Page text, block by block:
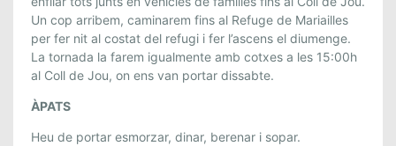
G
Ó
.
2
7
I
2
Un cop arribem, caminarem fins al Refuge de Mariailles
per fer nit al costat del refugi i fer l’ascens el diumenge.
La tornada la farem igualmente amb cotxes a les 15:00h
al Coll de Jou, on ens van portar dissabte.
ÀPATS
Heu de portar esmorzar, dinar, berenar i sopar.